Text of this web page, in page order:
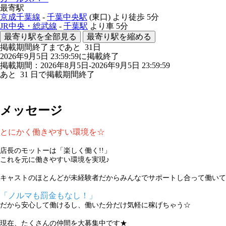
最寄駅
京成千葉線 - 千葉中央駅 (東口) より徒歩 5分
JR中央・総武線 - 千葉駅 より車 5分
最寄り駅を全部見る
最寄り駅を縮める
掲載期間終了まであと 31 日
2026年9月5日 23:59:59に掲載終了
掲載期間：2026年8月5日-2026年9月5日 23:59:59
あと 31 日で掲載期間終了
メッセージ
とにかく働きやすい環境を☆
店長のモットーは「楽しく働く!!」
これを元に働きやすい環境を実現♪
キャストのほとんどが未経験者だからみんなでサポートし合って働い
「ノルマも罰金もなし！」
だから安心して働けるし、働いた分だけ気軽に稼げちゃう☆
現在、たくさんの仲間を大募集中です★